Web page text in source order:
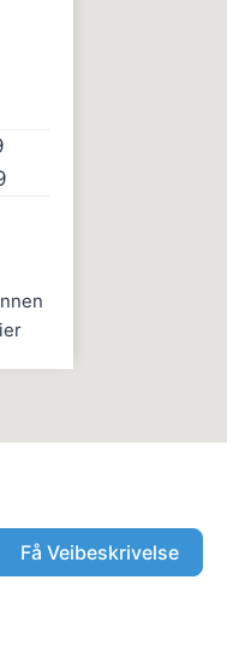
Få Veibeskrivelse